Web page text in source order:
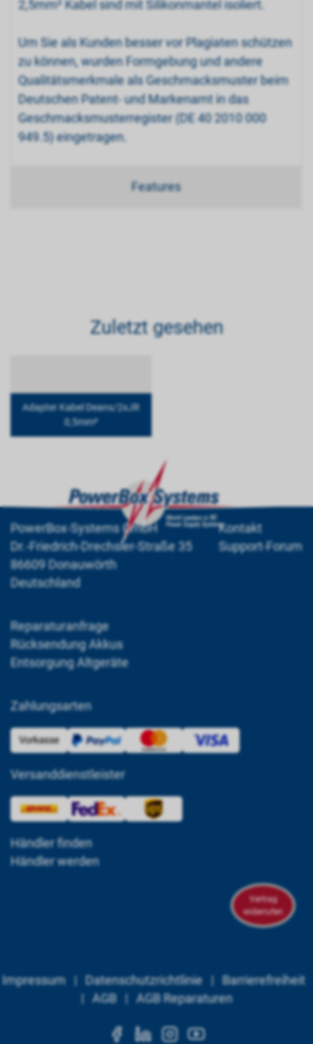
2,5mm² Kabel sind mit Silikonmantel isoliert.
Um Sie als Kunden besser vor Plagiaten schützen
zu können, wurden Formgebung und andere
Qualitätsmerkmale als Geschmacksmuster beim
Deutschen Patent- und Markenamt in das
Geschmacksmusterregister (DE 40 2010 000
949.5) eingetragen.
Features
Zuletzt gesehen
Adapter Kabel Deans/2xJR
0,5mm²
PowerBox-Systems GmbH
Dr.-Friedrich-Drechsler-Straße 35
86609 Donauwörth
Deutschland
Kontakt
Support-Forum
Reparaturanfrage
Rücksendung Akkus
Entsorgung Altgeräte
Zahlungsarten
Versanddienstleister
Händler finden
Händler werden
Vertrag
widerrufen
Impressum| Datenschutzrichtlinie|Barrierefreiheit
|AGB|AGB Reparaturen
https://
https://https://https://